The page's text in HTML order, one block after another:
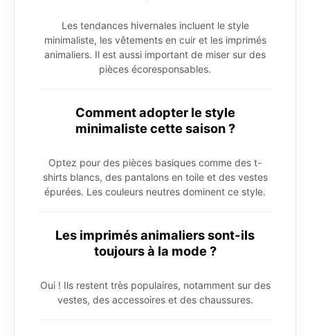
Les tendances hivernales incluent le style
minimaliste, les vêtements en cuir et les imprimés
animaliers. Il est aussi important de miser sur des
pièces écoresponsables.
Comment adopter le style
minimaliste cette saison ?
Optez pour des pièces basiques comme des t-
shirts blancs, des pantalons en toile et des vestes
épurées. Les couleurs neutres dominent ce style.
Les imprimés animaliers sont-ils
toujours à la mode ?
Oui ! Ils restent très populaires, notamment sur des
vestes, des accessoires et des chaussures.